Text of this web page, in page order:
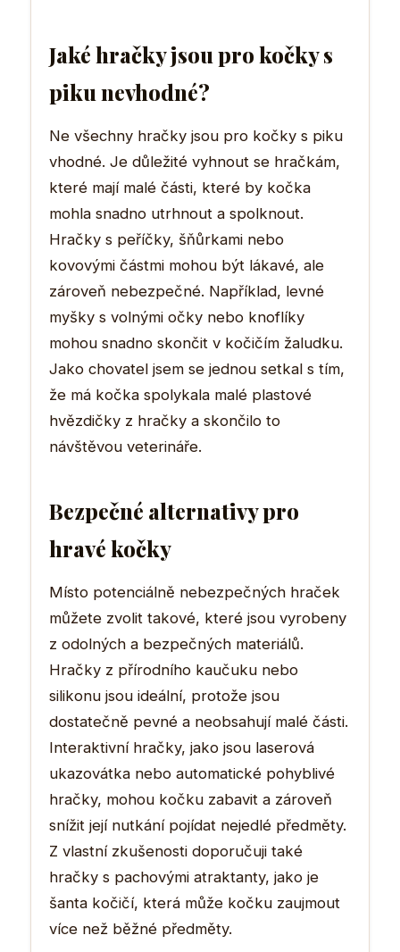
Jaké hračky jsou pro kočky s
piku nevhodné?
Ne všechny hračky jsou pro kočky s piku
vhodné. Je důležité vyhnout se hračkám,
které mají malé části, které by kočka
mohla snadno utrhnout a spolknout.
Hračky s peříčky, šňůrkami nebo
kovovými částmi mohou být lákavé, ale
zároveň nebezpečné. Například, levné
myšky s volnými očky nebo knoflíky
mohou snadno skončit v kočičím žaludku.
Jako chovatel jsem se jednou setkal s tím,
že má kočka spolykala malé plastové
hvězdičky z hračky a skončilo to
návštěvou veterináře.
Bezpečné alternativy pro
hravé kočky
Místo potenciálně nebezpečných hraček
můžete zvolit takové, které jsou vyrobeny
z odolných a bezpečných materiálů.
Hračky z přírodního kaučuku nebo
silikonu jsou ideální, protože jsou
dostatečně pevné a neobsahují malé části.
Interaktivní hračky, jako jsou laserová
ukazovátka nebo automatické pohyblivé
hračky, mohou kočku zabavit a zároveň
snížit její nutkání pojídat nejedlé předměty.
Z vlastní zkušenosti doporučuji také
hračky s pachovými atraktanty, jako je
šanta kočičí, která může kočku zaujmout
více než běžné předměty.